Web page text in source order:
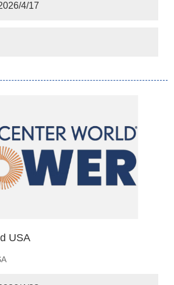
4/17
USA